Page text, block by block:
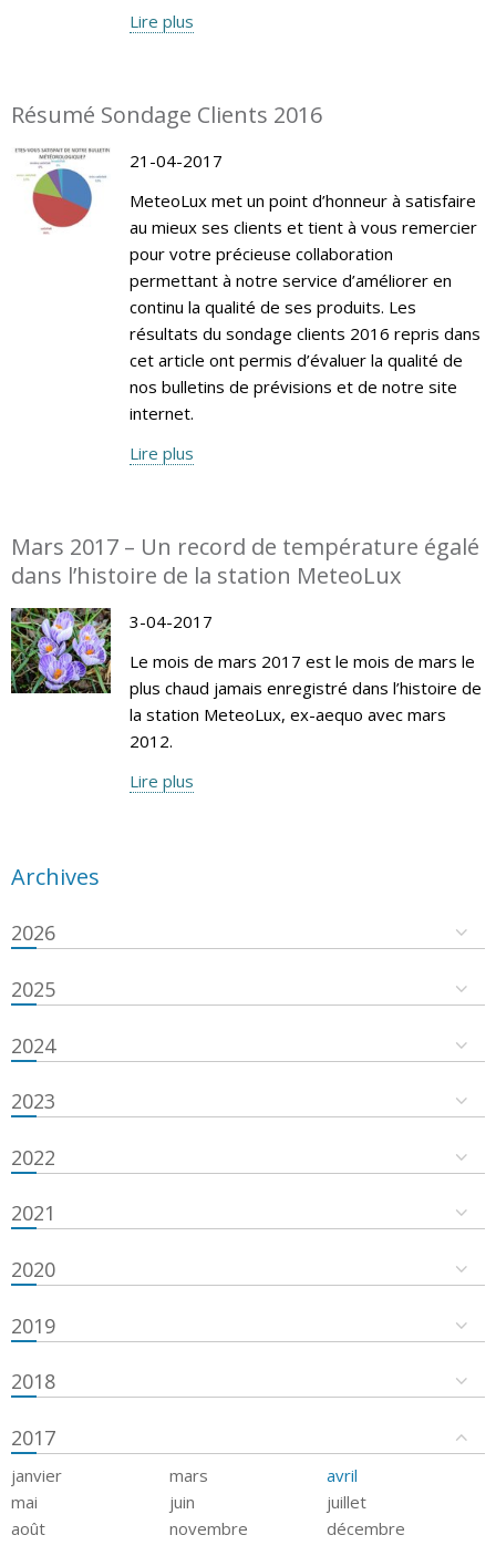
Lire plus
Résumé Sondage Clients 2016
21-04-2017
MeteoLux met un point d’honneur à satisfaire
au mieux ses clients et tient à vous remercier
pour votre précieuse collaboration
permettant à notre service d’améliorer en
continu la qualité de ses produits. Les
résultats du sondage clients 2016 repris dans
cet article ont permis d’évaluer la qualité de
nos bulletins de prévisions et de notre site
internet.
Lire plus
Mars 2017 – Un record de température égalé
dans l’histoire de la station MeteoLux
3-04-2017
Le mois de mars 2017 est le mois de mars le
plus chaud jamais enregistré dans l’histoire de
la station MeteoLux, ex-aequo avec mars
2012.
Lire plus
Archives
2026
2025
2024
2023
2022
2021
2020
2019
2018
2017
janvier mars
avril
mai
juin
juillet
août
novembre décembre